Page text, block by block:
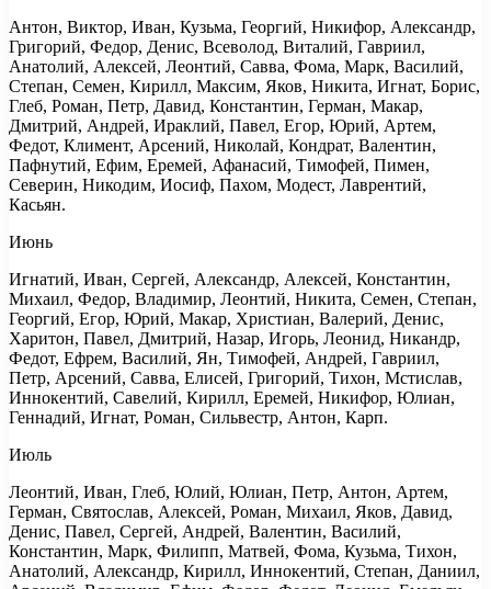
Антон, Виктор, Иван, Кузьма, Георгий, Никифор, Александр,
Григорий, Федор, Денис, Всеволод, Виталий, Гавриил,
Анатолий, Алексей, Леонтий, Савва, Фома, Марк, Василий,
Степан, Семен, Кирилл, Максим, Яков, Никита, Игнат, Борис,
Глеб, Роман, Петр, Давид, Константин, Герман, Макар,
Дмитрий, Андрей, Ираклий, Павел, Егор, Юрий, Артем,
Федот, Климент, Арсений, Николай, Кондрат, Валентин,
Пафнутий, Ефим, Еремей, Афанасий, Тимофей, Пимен,
Северин, Никодим, Иосиф, Пахом, Модест, Лаврентий,
Касьян.
Июнь
Игнатий, Иван, Сергей, Александр, Алексей, Константин,
Михаил, Федор, Владимир, Леонтий, Никита, Семен, Степан,
Георгий, Егор, Юрий, Макар, Христиан, Валерий, Денис,
Харитон, Павел, Дмитрий, Назар, Игорь, Леонид, Никандр,
Федот, Ефрем, Василий, Ян, Тимофей, Андрей, Гавриил,
Петр, Арсений, Савва, Елисей, Григорий, Тихон, Мстислав,
Иннокентий, Савелий, Кирилл, Еремей, Никифор, Юлиан,
Геннадий, Игнат, Роман, Сильвестр, Антон, Карп.
Июль
Леонтий, Иван, Глеб, Юлий, Юлиан, Петр, Антон, Артем,
Герман, Святослав, Алексей, Роман, Михаил, Яков, Давид,
Денис, Павел, Сергей, Андрей, Валентин, Василий,
Константин, Марк, Филипп, Матвей, Фома, Кузьма, Тихон,
Анатолий, Александр, Кирилл, Иннокентий, Степан, Даниил,